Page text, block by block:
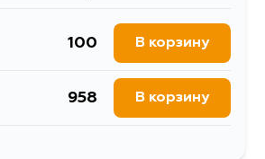
100 В корзину
958 В корзину